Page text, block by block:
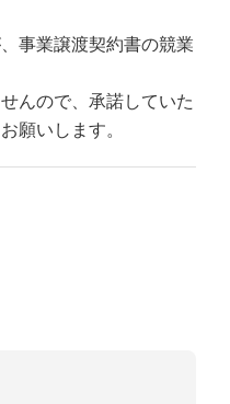
事業譲渡契約書の競業
んので、承諾していた
願いします。